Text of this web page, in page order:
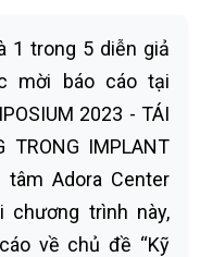
1 trong 5 diễn giả
mời báo cáo tại
2023 - TÁI
TRONG IMPLANT
tâm Adora Center
chương trình này,
về chủ đề “Kỹ